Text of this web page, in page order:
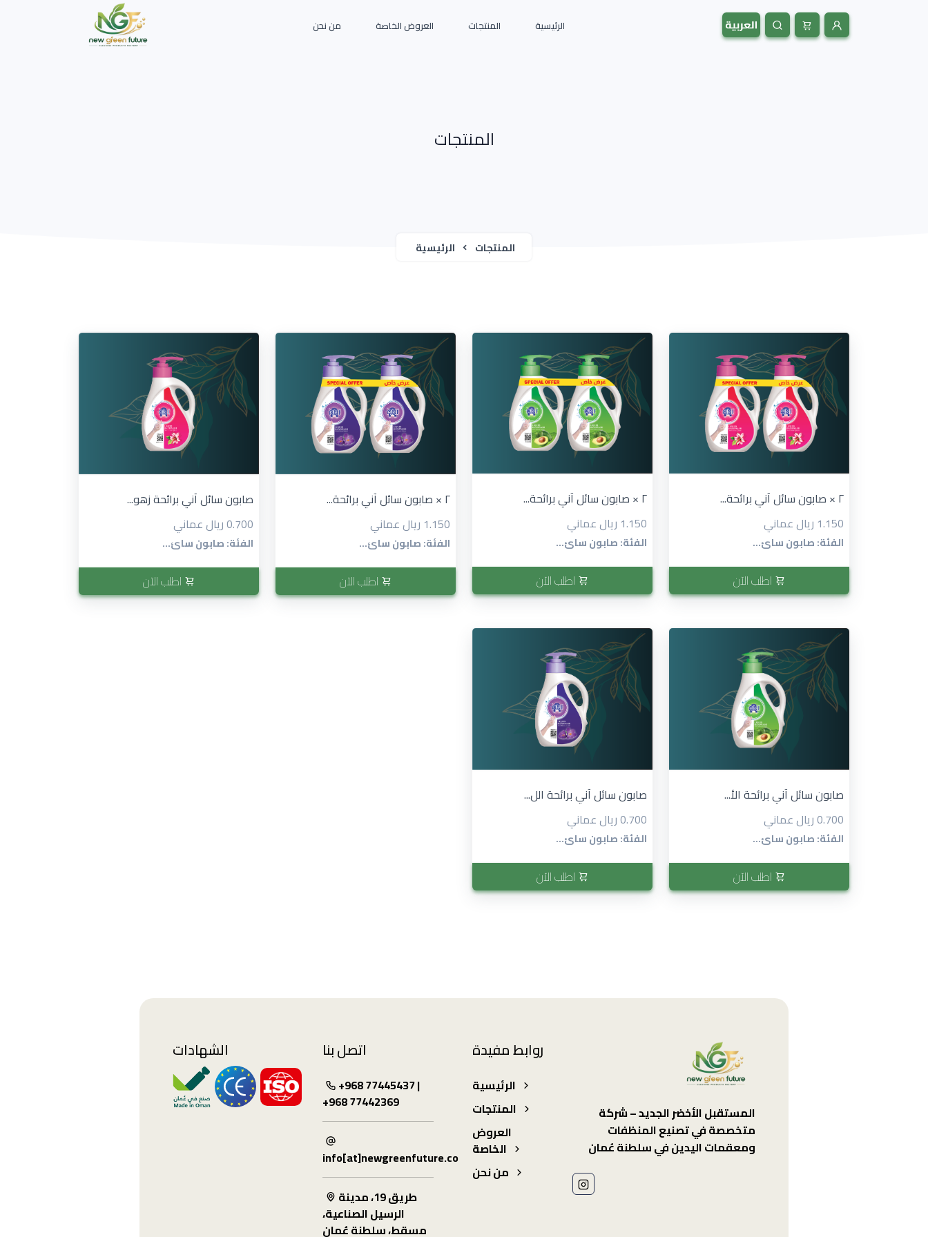
الرئيسية المنتجات العروض الخاصة من نحن
المنتجات
المنتجات الرئيسية
٢ × صابون سائل آني برائحة...
1.150 ريال عماني
الفئة: صابون سائ...
اطلب الآن
٢ × صابون سائل آني برائحة...
1.150 ريال عماني
الفئة: صابون سائ...
اطلب الآن
٢ × صابون سائل آني برائحة...
1.150 ريال عماني
الفئة: صابون سائ...
اطلب الآن
صابون سائل آني برائحة زهو...
0.700 ريال عماني
الفئة: صابون سائ...
اطلب الآن
صابون سائل آني برائحة الأ...
0.700 ريال عماني
الفئة: صابون سائ...
اطلب الآن
صابون سائل آني برائحة الل...
0.700 ريال عماني
الفئة: صابون سائ...
اطلب الآن
المستقبل الأخضر الجديد – شركة
متخصصة في تصنيع المنظفات
ومعقمات اليدين في سلطنة عُمان
روابط مفيدة
العروض
اتصل بنا
+968 77445437 |
+968 77442369
info[at]newgreenfuture.co
الرسيل الصناعية،
مسقط، سلطنة عُمان
الشهادات